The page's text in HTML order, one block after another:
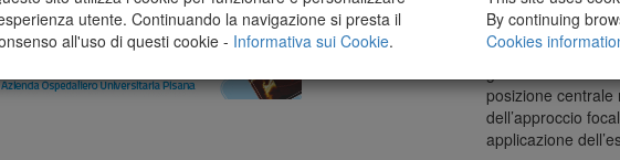
I criteri di
cardiovascolare
score elevato, a
gestione clinica.
posizione
dell’approccio
applicazione
utente. Continuando la navigazione si presta il
all'uso di questi cookie - Informativa sui Cookie.
By continuing
Cookies